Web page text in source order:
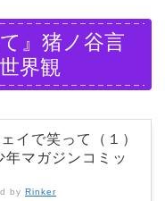
』猪ノ谷言
界観
イで笑って（１）
年マガジンコミッ
by Rinker